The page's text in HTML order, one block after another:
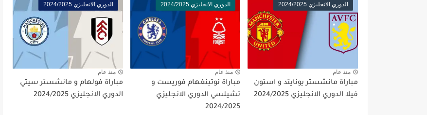
الدوري الانجليزي 2024/2025
منذ عام
مباراة مانشستر يونايتد و استون
فيلا الدوري الانجليزي 2024/2025
الدوري الانجليزي 2024/2025
منذ عام
مباراة نوتينغهام فوريست و
تشيلسي الدوري الانجليزي
2024/2025
الدوري الانجليزي 2024/2025
منذ عام
مباراة فولهام و مانشستر سيتي
الدوري الانجليزي 2024/2025